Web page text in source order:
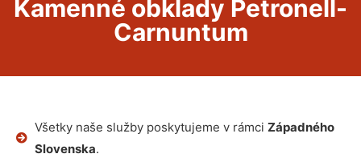
Kamenné obklady Petronell-
Carnuntum
Všetky naše služby poskytujeme v rámci Západného
Slovenska.